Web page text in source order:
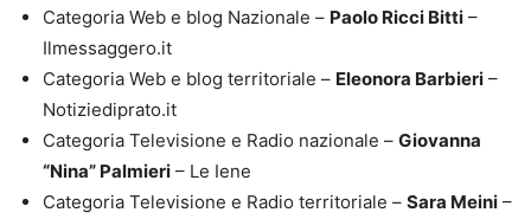
Categoria Web e blog Nazionale – Paolo Ricci Bitti –
Ilmessaggero.it
Categoria Web e blog territoriale – Eleonora Barbieri –
Notiziediprato.it
Categoria Televisione e Radio nazionale – Giovanna
“Nina” Palmieri – Le Iene
Categoria Televisione e Radio territoriale – Sara Meini –